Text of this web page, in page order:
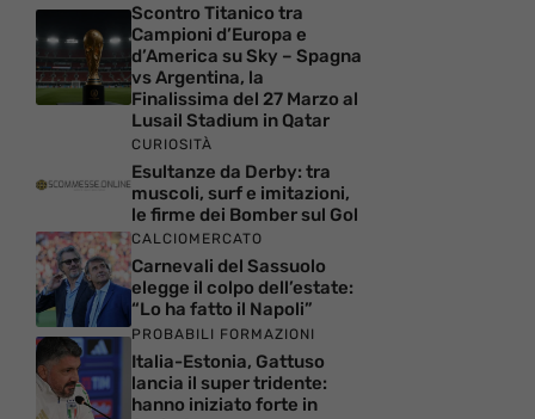
Scontro Titanico tra
Campioni d’Europa e
d’America su Sky – Spagna
vs Argentina, la
Finalissima del 27 Marzo al
Lusail Stadium in Qatar
CURIOSITÀ
Esultanze da Derby: tra
muscoli, surf e imitazioni,
le firme dei Bomber sul Gol
CALCIOMERCATO
Carnevali del Sassuolo
elegge il colpo dell’estate:
“Lo ha fatto il Napoli”
PROBABILI FORMAZIONI
Italia-Estonia, Gattuso
lancia il super tridente:
hanno iniziato forte in